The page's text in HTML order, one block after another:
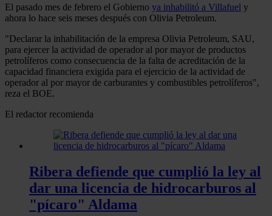
El pasado mes de febrero el Gobierno ya inhabilitó a Villafuel y
ahora lo hace seis meses después con Olivia Petroleum.
"Declarar la inhabilitación de la empresa Olivia Petroleum, SAU,
para ejercer la actividad de operador al por mayor de productos
petrolíferos como consecuencia de la falta de acreditación de la
capacidad financiera exigida para el ejercicio de la actividad de
operador al por mayor de carburantes y combustibles petrolíferos",
reza el BOE.
El redactor recomienda
Ribera defiende que cumplió la ley al
dar una licencia de hidrocarburos al
"pícaro" Aldama